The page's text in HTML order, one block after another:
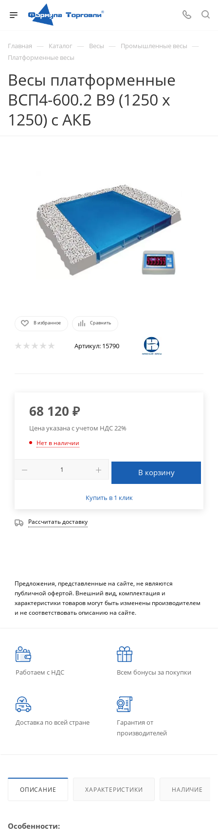
Главная — Каталог — Весы — Промышленные весы —
Платформенные весы
Весы платформенные
ВСП4-600.2 В9 (1250 х
1250) с АКБ
В избранное Сравнить
Артикул: 15790
68 120 ₽
Цена указана с учетом НДС 22%
Нет в наличии
В корзину
Купить в 1 клик
Рассчитать доставку
Предложения, представленные на сайте, не являются
публичной офертой. Внешний вид, комплектация и
характеристики товаров могут быть изменены производителем
и не соответствовать описанию на сайте.
Работаем с НДС Всем бонусы за покупки
Доставка по всей стране
Гарантия от
производителей
ОПИСАНИЕ ХАРАКТЕРИСТИКИ НАЛИЧИЕ
Особенности: